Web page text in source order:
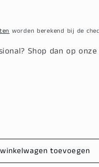
worden berekend bij de
Shop dan op
toevoegen